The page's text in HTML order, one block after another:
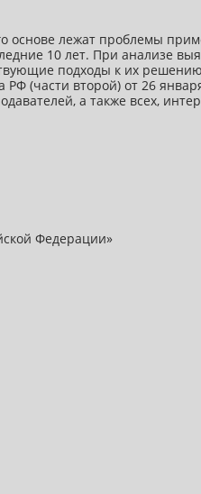
основе лежат проблемы
10 лет. При анализе
подходы к их
РФ (части второй) от 26
а также всех,
Федерации»